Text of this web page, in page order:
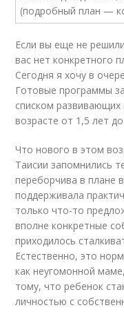
Если вы еще не
вас нет конкретного
Сегодня я хочу в
Готовые программы
списком развивающих
возрасте от 1,5 лет
Что нового в этом
Таисии запомнились
переборчива в плане
поддерживала
только что-то
вполне конкретные
приходилось
Естественно, это
как неугомонной
тому, что ребенок
личностью с